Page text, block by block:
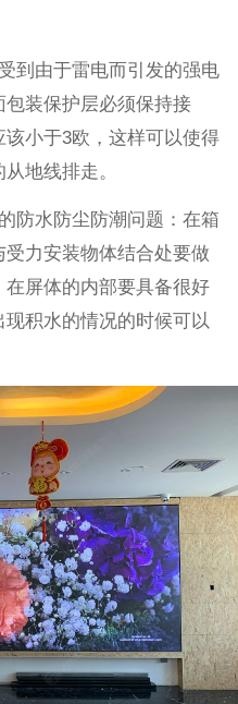
到由于雷电而引发的强电
装保护层必须保持接
该小于3欧，这样可以使得
地线排走。
防水防尘防潮问题：在箱
力安装物体结合处要做
屏体的内部要具备很好
积水的情况的时候可以